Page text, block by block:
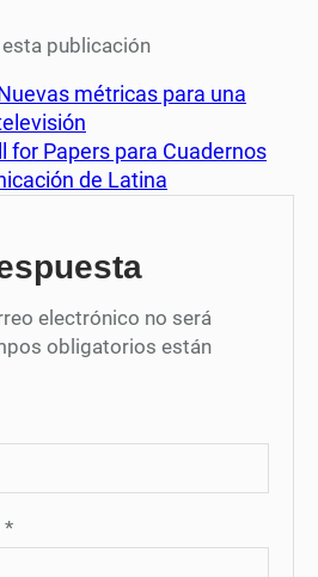
publicación
métricas para una
for Papers para Cuadernos
de Latina
electrónico no será
obligatorios están
*